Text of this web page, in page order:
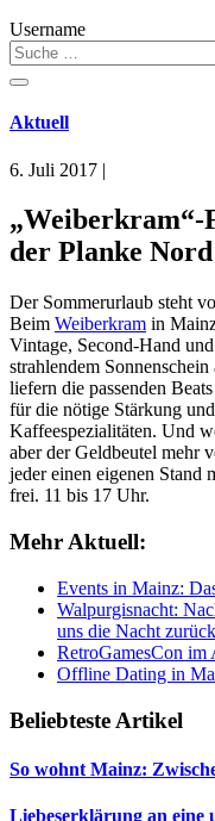
Username
Aktuell
6. Juli 2017 |
der Planke Nord
Der Sommerurlaub steht
Beim Weiberkram in
Vintage, Second-Hand
strahlendem
liefern die passenden
für die nötige Stärkung
Kaffeespezialitäten. Und
aber der Geldbeutel mehr
jeder einen eigenen
frei. 11 bis 17 Uhr.
Mehr Aktuell:
Events in Mainz:
Walpurgisnacht:
uns die Nacht
RetroGamesCon im
Offline Dating in
Beliebteste Artikel
So wohnt Mainz:
Liebeserklärung an eine